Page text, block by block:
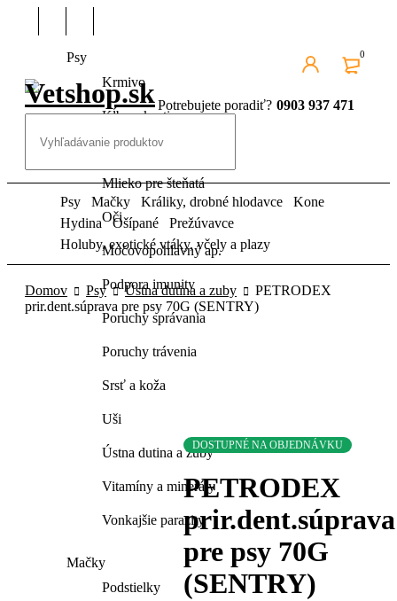
Psy
Krmivo
Kĺby a kosti
Kozmetika pre psov
Mlieko pre šteňatá
Oči
Močovopohlavný ap.
Podpora imunity
Poruchy správania
Poruchy trávenia
Srsť a koža
Uši
Ústna dutina a zuby
Vitamíny a minerály
Vonkajšie parazity
Mačky
Podstielky
0
Potrebujete poradiť? 0903 937 471
Psy Mačky Králiky, drobné hlodavce
Kone
Hydina
Ošípané
Prežúvavce
Holuby, exotické vtáky, včely a plazy
Domov Psy Ústna dutina a zuby
PETRODEX
prir.dent.súprava pre psy 70G (SENTRY)
DOSTUPNÉ NA OBJEDNÁVKU
PETRODEX
prir.dent.súprava
pre psy 70G
(SENTRY)